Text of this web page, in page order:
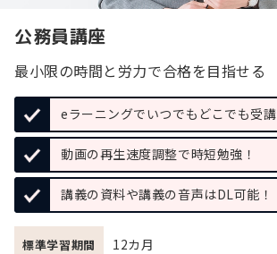
公務員講座
最小限の時間と労力で合格を目指せる
eラーニングでいつでもどこでも受講
動画の再生速度調整で時短勉強！
講義の資料や講義の音声はDL可能！
標準学習期間 12カ月